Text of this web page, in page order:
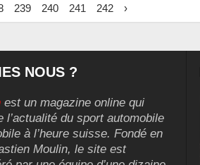
239 240 241 242 ›
NOUS ?
est un magazine online qui
l’actualité du sport automobile
à l’heure suisse. Fondé en
Moulin, le site est